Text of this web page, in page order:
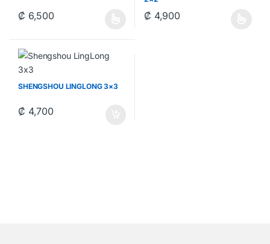
₡ 6,500 ₡ 4,900
SHENGSHOU LINGLONG 3×3
₡ 4,700